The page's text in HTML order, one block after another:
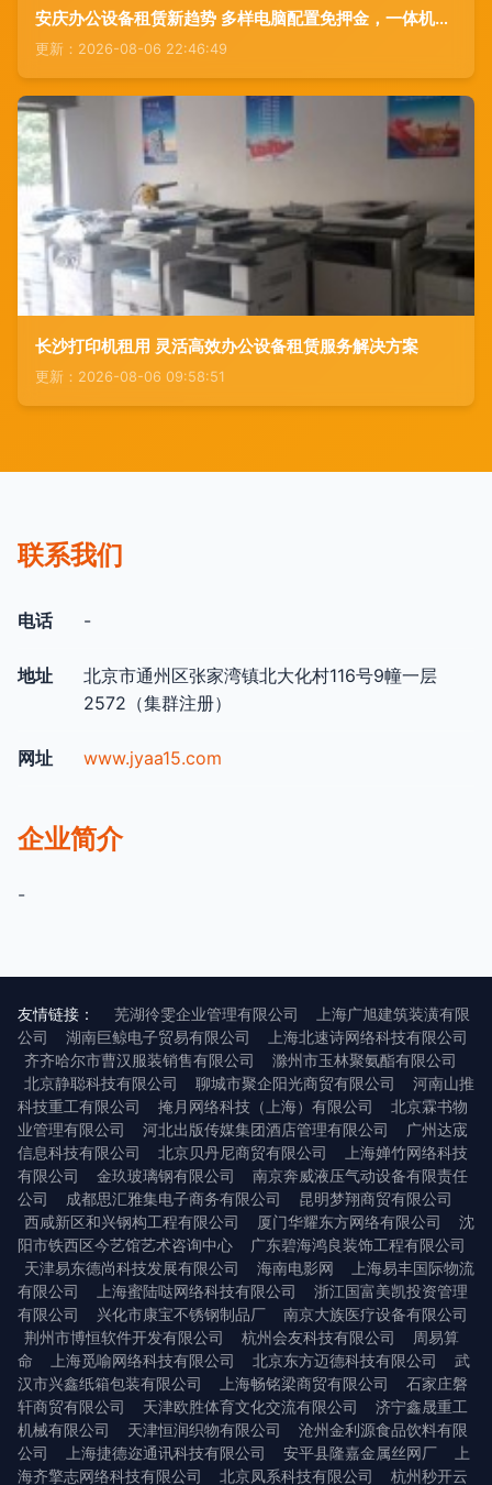
安庆办公设备租赁新趋势 多样电脑配置免押金，一体机、台式机、笔记本随心选
更新：2026-08-06 22:46:49
长沙打印机租用 灵活高效办公设备租赁服务解决方案
更新：2026-08-06 09:58:51
联系我们
电话 -
地址
北京市通州区张家湾镇北大化村116号9幢一层
2572（集群注册）
网址 www.jyaa15.com
企业简介
-
友情链接： 芜湖彾雯企业管理有限公司
上海广旭建筑装潢有限
公司
湖南巨鲸电子贸易有限公司
上海北速诗网络科技有限公司
齐齐哈尔市曹汉服装销售有限公司
滁州市玉林聚氨酯有限公司
北京静聪科技有限公司
聊城市聚企阳光商贸有限公司
河南山推
科技重工有限公司
掩月网络科技（上海）有限公司
北京霖书物
业管理有限公司
河北出版传媒集团酒店管理有限公司
广州达宬
信息科技有限公司
北京贝丹尼商贸有限公司
上海婵竹网络科技
有限公司
金玖玻璃钢有限公司
南京奔威液压气动设备有限责任
公司
成都思汇雅集电子商务有限公司
昆明梦翔商贸有限公司
西咸新区和兴钢构工程有限公司
厦门华耀东方网络有限公司
沈
阳市铁西区今艺馆艺术咨询中心
广东碧海鸿良装饰工程有限公司
天津易东德尚科技发展有限公司
海南电影网
上海易丰国际物流
有限公司
上海蜜陆哒网络科技有限公司
浙江国富美凯投资管理
有限公司
兴化市康宝不锈钢制品厂
南京大族医疗设备有限公司
荆州市博恒软件开发有限公司
杭州会友科技有限公司
周易算
命
上海觅喻网络科技有限公司 北京东方迈德科技有限公司
武
汉市兴鑫纸箱包装有限公司
上海畅铭梁商贸有限公司
石家庄磐
轩商贸有限公司
天津欧胜体育文化交流有限公司
济宁鑫晟重工
机械有限公司
天津恒润织物有限公司
沧州金利源食品饮料有限
公司
上海捷德迩通讯科技有限公司 安平县隆嘉金属丝网厂
上
海齐擎志网络科技有限公司
北京凤系科技有限公司 杭州秒开云